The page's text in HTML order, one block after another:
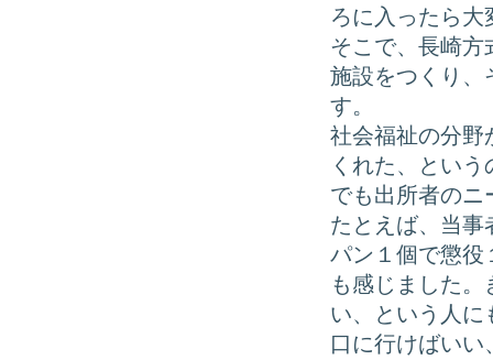
ろに入ったら
そこで、長崎方
施設をつくり、
す。
社会福祉の分野
くれた、とい
でも出所者のニ
たとえば、当事
パン１個で懲役
も感じました
い、という人に
口に行けばい